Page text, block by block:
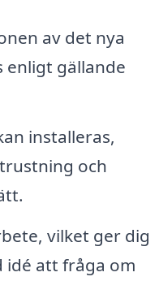
av det nya
gällande
installeras,
och
vilket ger dig
idé att fråga om